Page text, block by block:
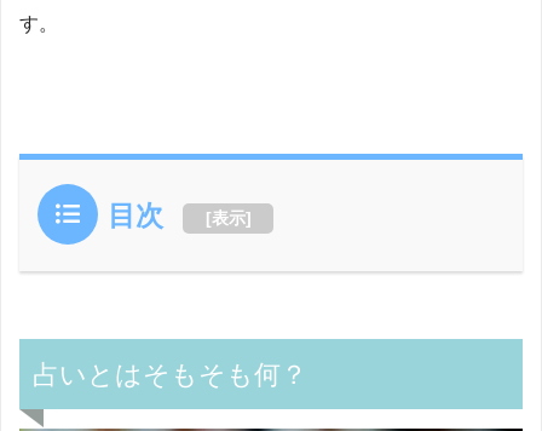
す。
目次 [表示]
占いとはそもそも何？